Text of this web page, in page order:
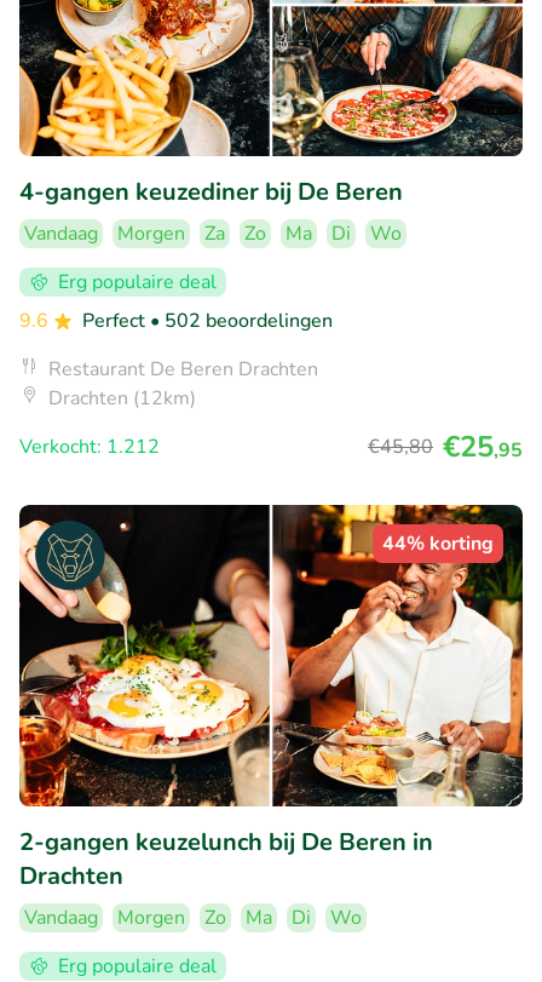
4-gangen keuzediner bij De Beren
Vandaag Morgen Za Zo Ma Di
Wo
Erg populaire deal
9.6
Perfect • 502 beoordelingen
Restaurant De Beren Drachten
Drachten (12km)
Verkocht: 1.212
€45,80 €25,95
44% korting
2-gangen keuzelunch bij De Beren in
Drachten
Vandaag Morgen Zo Ma Di
Wo
Erg populaire deal